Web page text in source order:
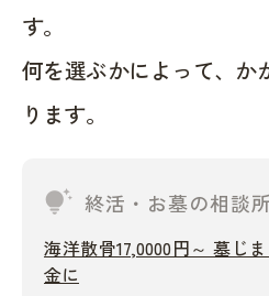
す。
何を選ぶかによって、か
ります。
tips_and_updates 終活・お墓の相談
海洋散骨17,0000円～ 墓じ
金に